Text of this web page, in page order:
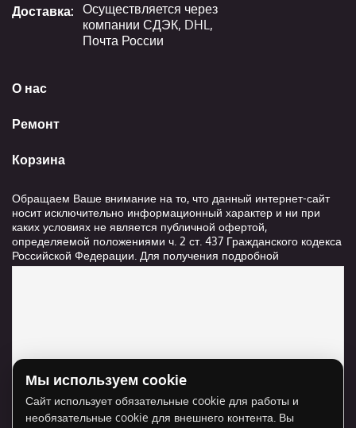
О нас
Ремонт
Корзина
Доставка: Осуществляется через
компании СДЭК, DHL,
Почта России
Обращаем Ваше внимание на то, что данный интернет-сайт
носит исключительно информационный характер и ни при
каких условиях не является публичной офертой,
определяемой положениями ч. 2 ст. 437 Гражданского кодекса
Российской Федерации. Для получения подробной
информации о стоимости и сроках выполнения услуг,
Для отображения карты нужно разрешить
использование cookie для внешнего контента.
Мы используем cookie
Сайт использует обязательные cookie для работы и
необязательные cookie для внешнего контента. Вы